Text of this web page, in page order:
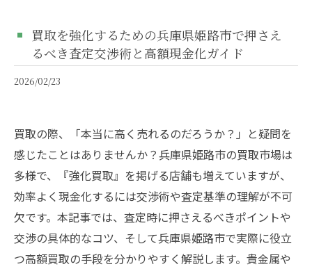
買取を強化するための兵庫県姫路市で押さえ
るべき査定交渉術と高額現金化ガイド
2026/02/23
買取の際、「本当に高く売れるのだろうか？」と疑問を
感じたことはありませんか？兵庫県姫路市の買取市場は
多様で、『強化買取』を掲げる店舗も増えていますが、
効率よく現金化するには交渉術や査定基準の理解が不可
欠です。本記事では、査定時に押さえるべきポイントや
交渉の具体的なコツ、そして兵庫県姫路市で実際に役立
つ高額買取の手段を分かりやすく解説します。貴金属や